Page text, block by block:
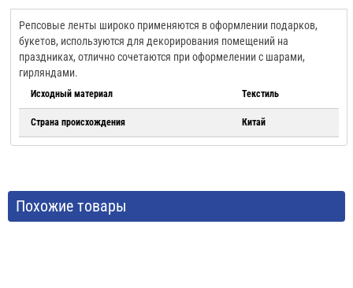
Репсовые ленты широко применяются в оформлении подарков,
букетов, используются для декорирования помещений на
праздниках, отлично сочетаются при оформелении с шарами,
гирляндами.
Исходный материал Текстиль
Страна происхождения Китай
Похожие товары